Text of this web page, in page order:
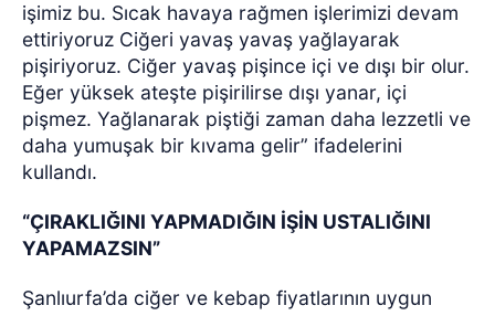
işimiz bu. Sıcak havaya rağmen işlerimizi devam
ettiriyoruz Ciğeri yavaş yavaş yağlayarak
pişiriyoruz. Ciğer yavaş pişince içi ve dışı bir olur.
Eğer yüksek ateşte pişirilirse dışı yanar, içi
pişmez. Yağlanarak piştiği zaman daha lezzetli ve
daha yumuşak bir kıvama gelir” ifadelerini
kullandı.
“ÇIRAKLIĞINI YAPMADIĞIN İŞİN USTALIĞINI
YAPAMAZSIN”
Şanlıurfa’da ciğer ve kebap fiyatlarının uygun